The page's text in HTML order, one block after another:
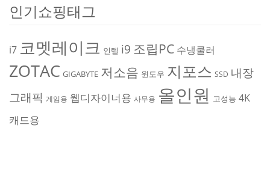
인기쇼핑태그
i7 코멧레이크 인텔 i9 조립PC 수냉쿨러
ZOTAC GIGABYTE 저소음 윈도우 지포스 SSD 내장
그래픽 게임용 웹디자이너용 사무용 올인원 고성능 4K
캐드용